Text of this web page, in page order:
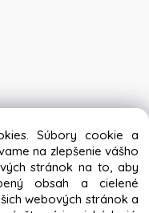
rights reserved
Súbory cookie a
na zlepšenie vášho
stránok na to, aby
obsah a cielené
webových stránok a